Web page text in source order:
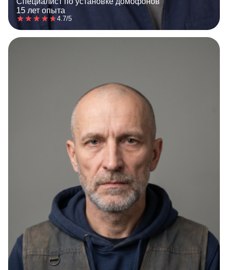
15 лет опыта
4.7/5